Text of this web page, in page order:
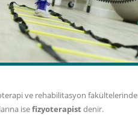
ve rehabilitasyon
isefizyoterapist denir.